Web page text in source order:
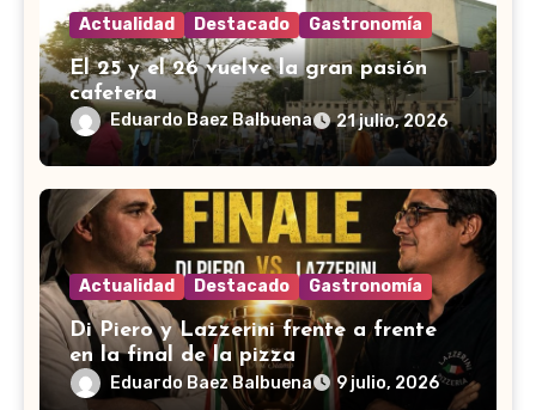
Actualidad Destacado Gastronomía
El 25 y el 26 vuelve la gran pasión
cafetera
Eduardo Baez Balbuena 21 julio, 2026
Actualidad Destacado Gastronomía
Di Piero y Lazzerini frente a frente
en la final de la pizza
Eduardo Baez Balbuena 9 julio, 2026